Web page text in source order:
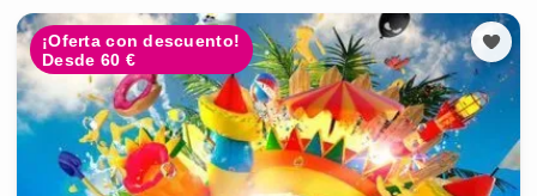
¡Oferta con descuento!
Desde 60 €